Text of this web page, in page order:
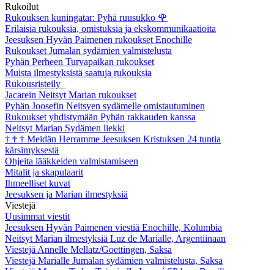
Rukoilut
Rukouksen kuningatar: Pyhä ruusukko 🌹
Erilaisia rukouksia, omistuksia ja ekskommunikaatioita
Jeesuksen Hyvän Paimenen rukoukset Enochille
Rukoukset Jumalan sydämien valmistelusta
Pyhän Perheen Turvapaikan rukoukset
Muista ilmestyksistä saatuja rukouksia
Rukousristeily
Jacarein Neitsyt Marian rukoukset
Pyhän Joosefin Neitsyen sydämelle omistautuminen
Rukoukset yhdistymään Pyhän rakkauden kanssa
Neitsyt Marian Sydämen liekki
† † † Meidän Herramme Jeesuksen Kristuksen 24 tuntia
kärsimyksestä
Ohjeita lääkkeiden valmistamiseen
Mitalit ja skapulaarit
Ihmeelliset kuvat
Jeesuksen ja Marian ilmestyksiä
Viestejä
Uusimmat viestit
Jeesuksen Hyvän Paimenen viestiä Enochille, Kolumbia
Neitsyt Marian ilmestyksiä Luz de Marialle, Argentiinaan
Viestejä Annelle Mellatz/Goettingen, Saksa
Viestejä Marialle Jumalan sydämien valmistelusta, Saksa